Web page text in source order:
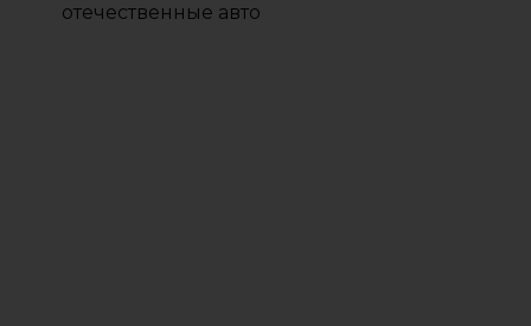
отечественные авто